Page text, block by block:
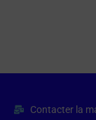
Contacter la